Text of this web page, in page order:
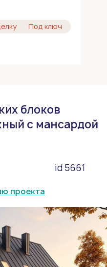
Под ключ
блоков
с мансардой
id 5661
проекта